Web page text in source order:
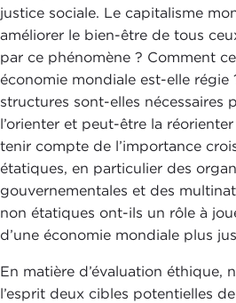
justice sociale. Le capitalisme
améliorer le bien-être de tous
par ce phénomène ? Comment
économie mondiale est-elle régie
structures sont-elles nécessaires
l’orienter et peut-être la
tenir compte de l’importance
étatiques, en particulier des
gouvernementales et des
non étatiques ont-ils un rôle à
d’une économie mondiale plus
En matière d’évaluation éthique,
l’esprit deux cibles potentielles